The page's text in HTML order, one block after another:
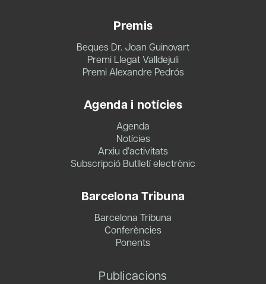
Premis
Beques Dr. Joan Guinovart
Premi Llegat Valldejuli
Premi Alexandre Pedrós
Agenda i notícies
Agenda
Notícies
Arxiu d’activitats
Subscripció Butlletí electrònic
Barcelona Tribuna
Barcelona Tribuna
Conferències
Ponents
Publicacions